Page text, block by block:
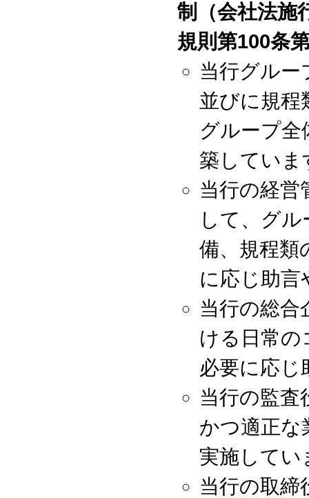
制（会社法施
規則第100条
当行グルー
並びに規程
グループ
築していま
当行の経営
して、グ
備、規程類
に応じ助言
当行の総合
ける日常の
必要に応じ
当行の監査
かつ適正な
実施してい
当行の取締